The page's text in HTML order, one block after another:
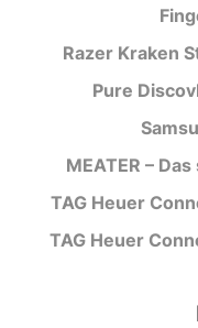
Razer Kraken
Pure
MEATER –
TAG Heuer
TAG Heuer